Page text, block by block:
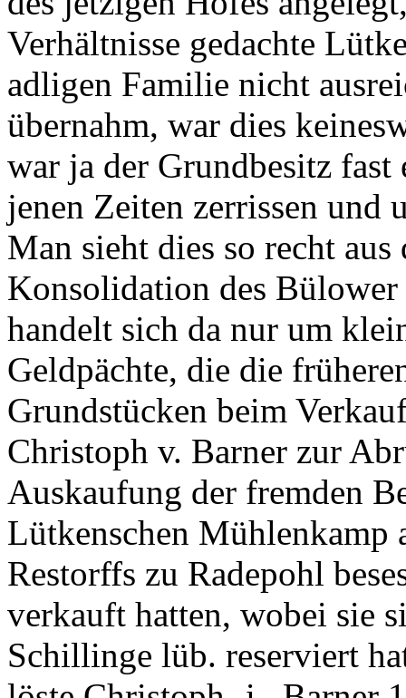
Verhältnisse gedachte
adligen Familie nicht
übernahm, war dies
war ja der Grundbesitz
jenen Zeiten zerrissen und
Man sieht dies so recht
Konsolidation des
handelt sich da nur um
Geldpächte, die die
Grundstücken beim
Christoph v. Barner zur
Auskaufung der fremden
Lütkenschen Mühlenkamp
Restorffs zu Radepohl
verkauft hatten, wobei sie
Schillinge lüb. reserviert